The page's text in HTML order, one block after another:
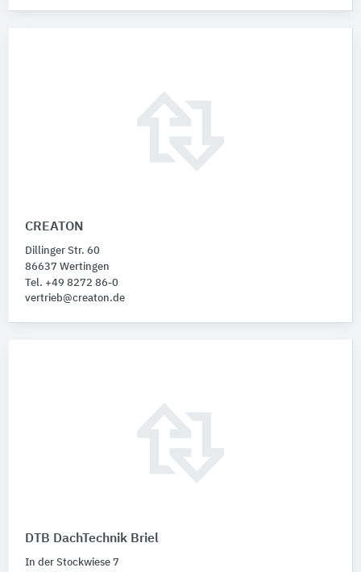
CREATON
Dillinger Str. 60
86637 Wertingen
Tel. +49 8272 86-0
vertrieb@creaton.de
DTB DachTechnik Briel
In der Stockwiese 7